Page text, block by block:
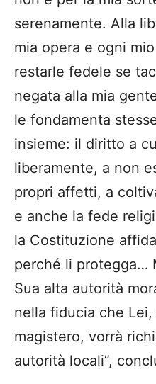
serenamente. Alla
mia opera e ogni
restarle fedele se
negata alla mia
le fondamenta
insieme: il diritto a
liberamente, a non
propri affetti, a
e anche la fede
la Costituzione
perché li protegga…
Sua alta autorità
nella fiducia che Lei,
magistero, vorrà
autorità locali”,